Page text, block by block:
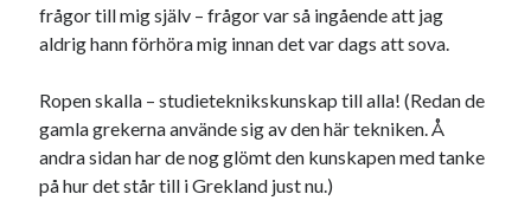
frågor till mig själv – frågor var så ingående att jag
aldrig hann förhöra mig innan det var dags att sova.
Ropen skalla – studieteknikskunskap till alla! (Redan de
gamla grekerna använde sig av den här tekniken. Å
andra sidan har de nog glömt den kunskapen med tanke
på hur det står till i Grekland just nu.)